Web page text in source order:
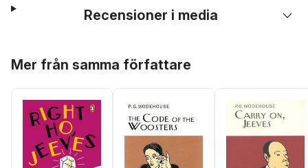
Recensioner i media
Mer från samma författare